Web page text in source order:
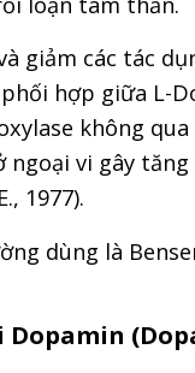
giảm các tác
hợp giữa L-
không
vi gây
1977).
dùng là
Dopamin